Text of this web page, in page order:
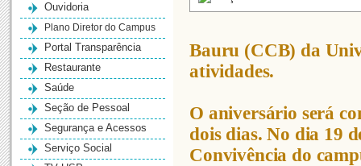
Ouvidoria
Plano Diretor do Campus
Portal Transparência
Restaurante
Saúde
Seção de Pessoal
Segurança e Acessos
Serviço Social
Bauru (CCB) da
atividades.
O aniversário será
dois dias. No dia 19
Convivência do